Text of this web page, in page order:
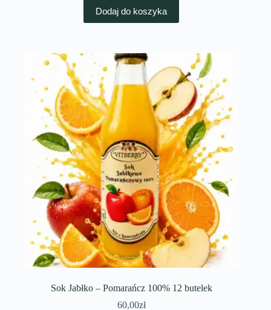
Dodaj do koszyka
Sok Jabłko – Pomarańcz 100% 12 butelek
60,00zł